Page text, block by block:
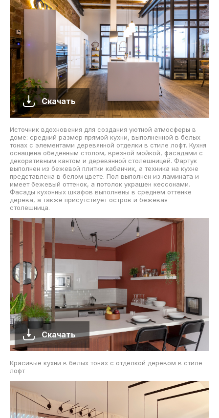
Скачать
Источник вдохновения для создания уютной атмосферы в
доме: средний размер прямой кухни, выполненной в белых
тонах с элементами деревянной отделки в стиле лофт. Кухня
оснащена обеденным столом, врезной мойкой, фасадами с
декоративным кантом и деревянной столешницей. Фартук
выполнен из бежевой плитки кабанчик, а техника на кухне
представлена в белом цвете. Пол выполнен из ламината и
имеет бежевый оттенок, а потолок украшен кессонами.
Фасады кухонных шкафов выполнены в среднем оттенке
дерева, а также присутствует остров и бежевая
столешница.
Скачать
Красивые кухни в белых тонах с отделкой деревом в стиле
лофт